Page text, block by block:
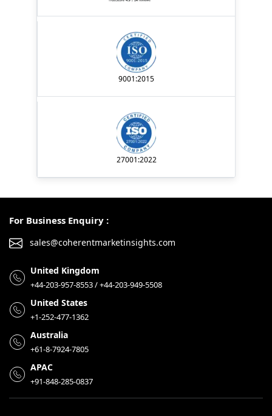
9001:2015
27001:2022
For Business Enquiry :
sales@coherentmarketinsights.com
United Kingdom
+44-203-957-8553 / +44-203-949-5508
United States
+1-252-477-1362
Australia
+61-8-7924-7805
APAC
+91-848-285-0837